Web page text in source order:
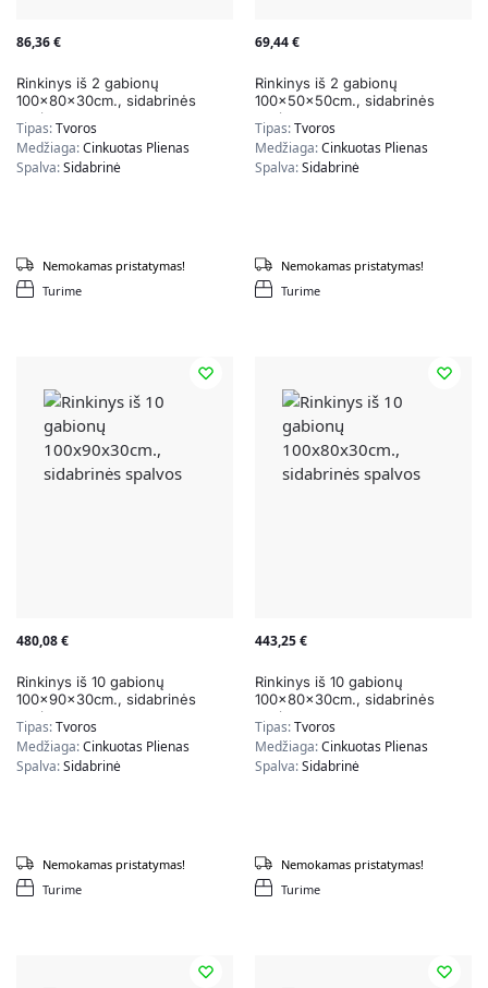
86,36€
Rinkinys iš 2 gabionų
100x80x30cm., sidabrinės
spalvos
Tipas:Tvoros
Medžiaga:Cinkuotas Plienas
Spalva:Sidabrinė
Turime
Nemokamas pristatymas!
69,44€
Rinkinys iš 2 gabionų
100x50x50cm., sidabrinės
spalvos
Tipas:Tvoros
Medžiaga:Cinkuotas Plienas
Spalva:Sidabrinė
Turime
Nemokamas pristatymas!
480,08€
Rinkinys iš 10 gabionų
100x90x30cm., sidabrinės
spalvos
Tipas:Tvoros
Medžiaga:Cinkuotas Plienas
Spalva:Sidabrinė
Turime
Nemokamas pristatymas!
443,25€
Rinkinys iš 10 gabionų
100x80x30cm., sidabrinės
spalvos
Tipas:Tvoros
Medžiaga:Cinkuotas Plienas
Spalva:Sidabrinė
Turime
Nemokamas pristatymas!